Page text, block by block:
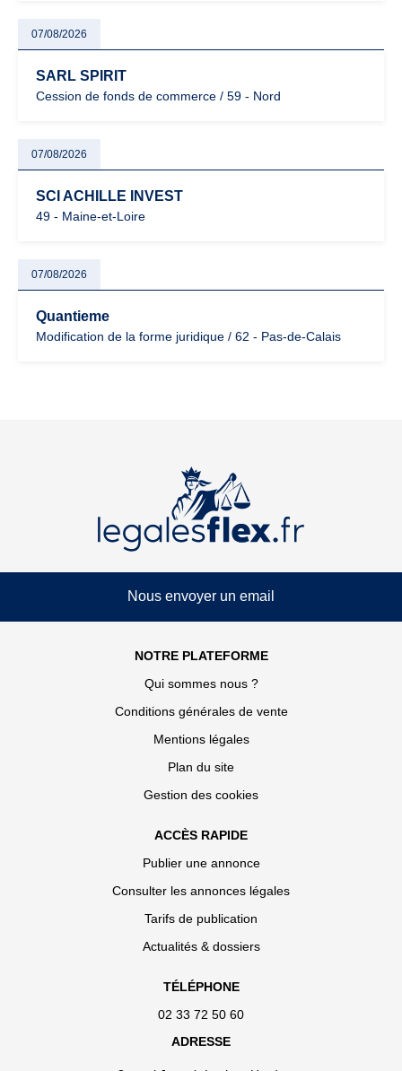
07/08/2026
SARL SPIRIT
Cession de fonds de commerce / 59 - Nord
07/08/2026
SCI ACHILLE INVEST
49 - Maine-et-Loire
07/08/2026
Quantieme
Modification de la forme juridique / 62 - Pas-de-Calais
Nous envoyer un email
NOTRE PLATEFORME
Qui sommes nous ?
Conditions générales de vente
Mentions légales
Plan du site
Gestion des cookies
ACCÈS RAPIDE
Publier une annonce
Consulter les annonces légales
Tarifs de publication
Actualités & dossiers
TÉLÉPHONE
02 33 72 50 60
ADRESSE